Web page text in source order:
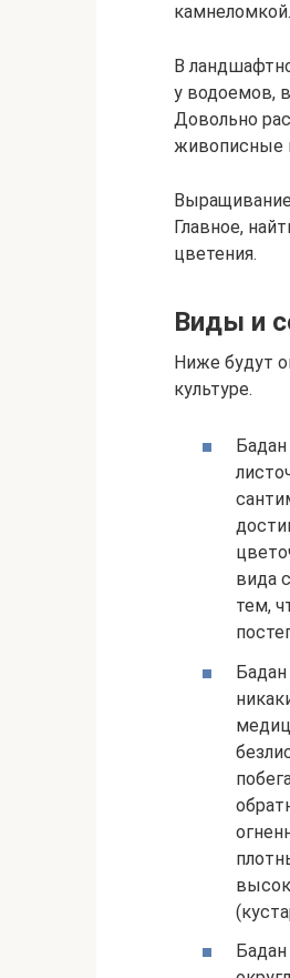
камнеломкой.
В
у водоемов,
Довольно
живописные
Выращивание
Главное,
цветения.
Виды и
Ниже будут
культуре.
вида
тем,